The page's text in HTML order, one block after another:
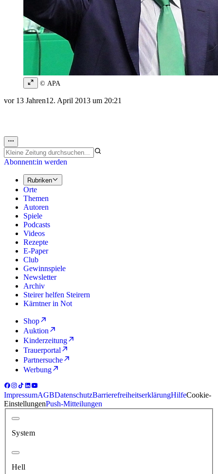
© APA
vor 13 Jahren12. April 2013 um 20:21
Abonnent:in werden
Rubriken
Orte
Themen
Autoren
Spiele
Podcasts
Videos
Rezepte
E-Paper
Club
Gewinnspiele
Newsletter
Archiv
Steirer helfen Steirern
Kärntner in Not
Shop
Auktion
Kinderzeitung
Trauerportal
Partnersuche
Werbung
ImpressumAGBDatenschutzBarrierefreiheitserklärungHilfeCookie-
EinstellungenPush-Mitteilungen
System
Hell